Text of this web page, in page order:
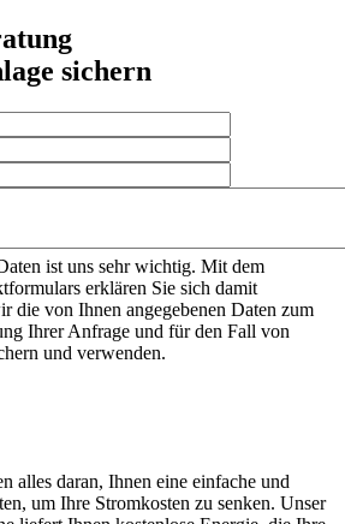
sichern
ist uns sehr wichtig. Mit dem
erklären Sie sich damit
die von Ihnen angegebenen Daten zum
Ihrer Anfrage und für den Fall von
und verwenden.
alles daran, Ihnen eine einfache und
um Ihre Stromkosten zu senken. Unser